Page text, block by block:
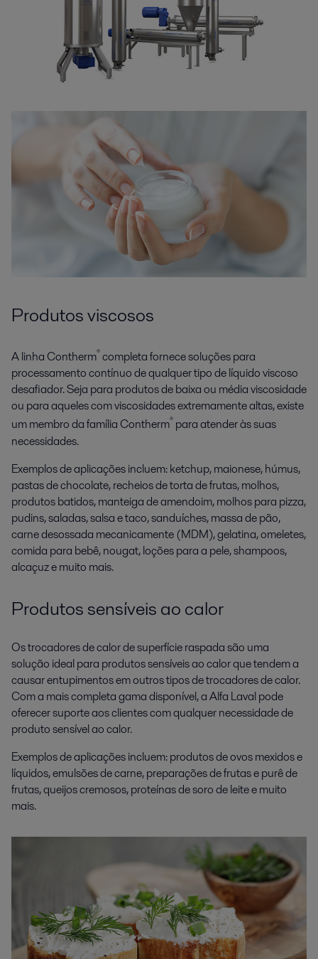
Produtos viscosos
A linha Contherm®completa fornece soluções para
processamento contínuo de qualquer tipo de líquido viscoso
desafiador. Seja para produtos de baixa ou média viscosidade
ou para aqueles com viscosidades extremamente altas, existe
um membro da família Contherm® para atender às suas
necessidades.
Exemplos de aplicações incluem: ketchup, maionese, húmus,
pastas de chocolate, recheios de torta de frutas, molhos,
produtos batidos, manteiga de amendoim, molhos para pizza,
pudins, saladas, salsa e taco, sanduíches, massa de pão,
carne desossada mecanicamente (MDM), gelatina, omeletes,
comida para bebê, nougat, loções para a pele, shampoos,
alcaçuz e muito mais.
Produtos sensíveis ao calor
Os trocadores de calor de superfície raspada são uma
solução ideal para produtos sensíveis ao calor que tendem a
causar entupimentos em outros tipos de trocadores de calor.
Com a mais completa gama disponível, a Alfa Laval pode
oferecer suporte aos clientes com qualquer necessidade de
produto sensível ao calor.
Exemplos de aplicações incluem: produtos de ovos mexidos e
líquidos, emulsões de carne, preparações de frutas e purê de
frutas, queijos cremosos, proteínas de soro de leite e muito
mais.